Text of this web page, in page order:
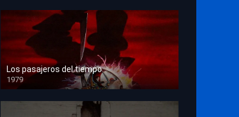
Los pasajeros del tiempo
1979
HD 1080p